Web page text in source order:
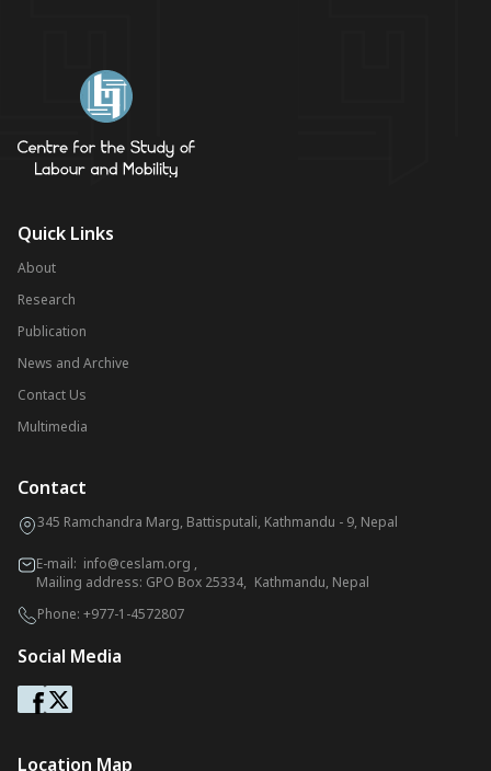
Quick Links
About
Research
Publication
News and Archive
Contact Us
Multimedia
Contact
345 Ramchandra Marg, Battisputali, Kathmandu - 9, Nepal
E-mail: info@ceslam.org ,
Mailing address: GPO Box 25334, Kathmandu, Nepal
Phone: +977-1-4572807
Social Media
Location Map